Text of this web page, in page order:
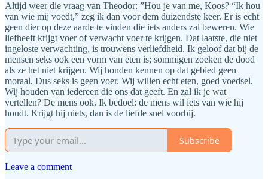
Altijd weer die vraag van Theodor: ”Hou je van me, Koos? “Ik hou
van wie mij voedt,” zeg ik dan voor dem duizendste keer. Er is echt
geen dier op deze aarde te vinden die iets anders zal beweren. Wie
liefheeft krijgt voer of verwacht voer te krijgen. Dat laatste, die niet
ingeloste verwachting, is trouwens verliefdheid. Ik geloof dat bij de
mensen seks ook een vorm van eten is; sommigen zoeken de dood
als ze het niet krijgen. Wij honden kennen op dat gebied geen
moraal. Dus seks is geen voer. Wij willen echt eten, goed voedsel.
Wij houden van iedereen die ons dat geeft. En zal ik je wat
vertellen? De mens ook. Ik bedoel: de mens wil iets van wie hij
houdt. Krijgt hij niets, dan is de liefde snel voorbij.
Subscribe
Leave a comment